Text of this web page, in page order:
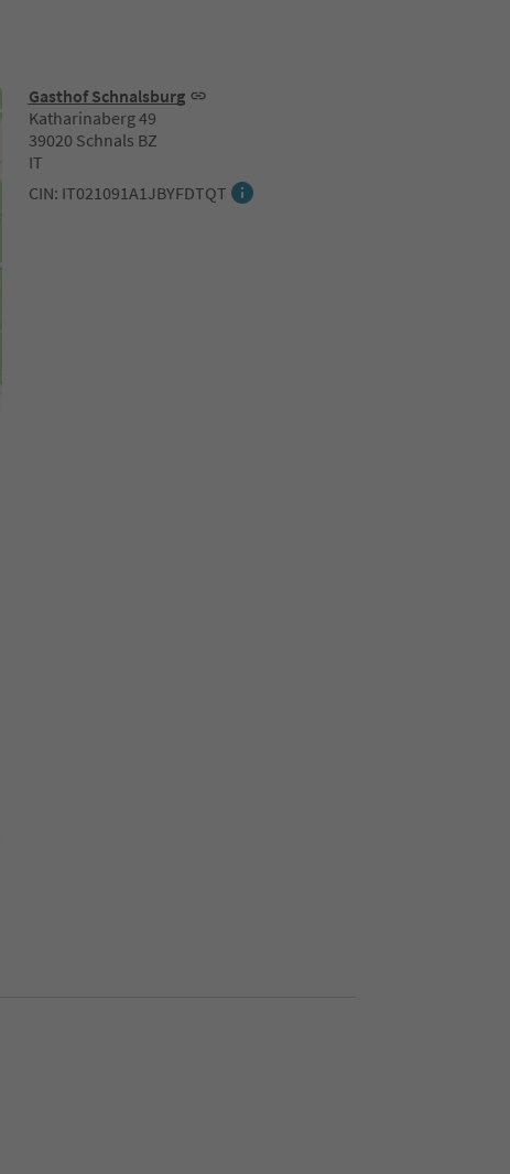
Gasthof Schnalsburg
Katharinaberg 49
39020 Schnals BZ
IT
CIN: IT021091A1JBYFDTQT